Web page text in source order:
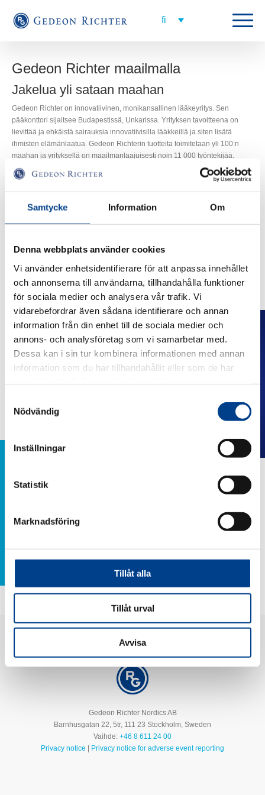
Samtycke Information Om
Denna webbplats använder cookies
Vi använder enhetsidentifierare för att anpassa innehållet
och annonserna till användarna, tillhandahålla funktioner
för sociala medier och analysera vår trafik. Vi
vidarebefordrar även sådana identifierare och annan
information från din enhet till de sociala medier och
annons- och analysföretag som vi samarbetar med.
Dessa kan i sin tur kombinera informationen med annan
information som du har tillhandahållit eller som de har
Nödvändig
Inställningar
Statistik
Marknadsföring
Tillåt alla
Tillåt urval
Avvisa
Gedeon Richter maailmalla
Jakelua yli sataan maahan
Gedeon Richter on innovatiivinen, monikansallinen lääkeyritys. Sen
pääkonttori sijaitsee Budapestissä, Unkarissa. Yrityksen tavoitteena on
lievittää ja ehkäistä sairauksia innovatiivisilla lääkkeillä ja siten lisätä
ihmisten elämänlaatua. Gedeon Richterin tuotteita toimitetaan yli 100:n
maahan ja yrityksellä on maailmanlaajuisesti noin 11 000 työntekijää.
Yritys keskittyy pääasiassa hyvänlaatuisten gynekologisten sekä
keskushermostollisten sairauksien hoitoon. Alkuperäistutkimusta Richterillä
tekee noin 1 000 työtekijää. Yritys valmistaa yli 200:a lääkettä;
alkuperäislääkkeitä, geneerisiä sekä lisensoituja lääkkeitä. Näiden avulla
luodaan tehokasta, modernia ja hintansa arvoista hoitoa useimmilla
Richterille. Yritys on yksi harvoista koko maailmassa, joka tarjoaa laajan
Lue lisää Gedeon Richterin toiminnasta maailmassa osoitteessarichter.hu
standardeja
se, mitä me sanomme.
Arvomme
Gedeon Richter Nordics AB
Barnhusgatan 22, 5tr, 111 23 Stockholm, Sweden
Vaihde: +46 8 611 24 00
Privacy notice
Privacy notice for adverse event reporting